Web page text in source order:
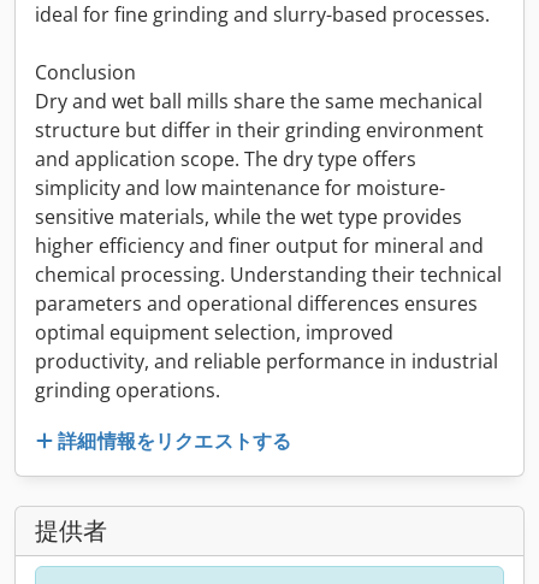
ideal for fine grinding and slurry-based processes.
Conclusion
Dry and wet ball mills share the same mechanical
structure but differ in their grinding environment
and application scope. The dry type offers
simplicity and low maintenance for moisture-
sensitive materials, while the wet type provides
higher efficiency and finer output for mineral and
chemical processing. Understanding their technical
parameters and operational differences ensures
optimal equipment selection, improved
productivity, and reliable performance in industrial
grinding operations.
詳細情報をリクエストする
提供者